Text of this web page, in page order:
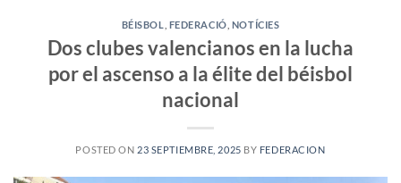
BÉISBOL FEDERACIÓ NOTÍCIES
Dos clubes valencianos en la lucha
por el ascenso a la élite del béisbol
nacional
POSTED ON 23 SEPTIEMBRE, 2025 BY FEDERACION